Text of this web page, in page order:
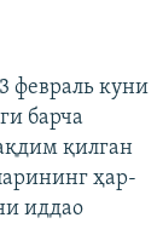
февраль куни
барча
қилган
ҳар-
иддао